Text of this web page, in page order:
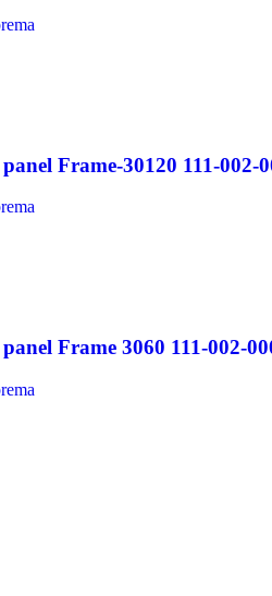
Frame-30120 111-002-
Frame 3060 111-002-